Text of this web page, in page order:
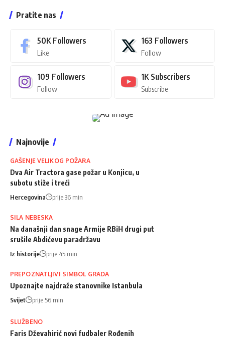
Pratite nas
50K Followers
Like
163 Followers
Follow
109 Followers
Follow
1K Subscribers
Subscribe
Najnovije
GAŠENJE VELIKOG POŽARA
Dva Air Tractora gase požar u Konjicu, u
subotu stiže i treći
Hercegovina prije 36 min
SILA NEBESKA
Na današnji dan snage Armije RBiH drugi put
srušile Abdićevu paradržavu
Iz historije prije 45 min
PREPOZNATLJIVI SIMBOL GRADA
Upoznajte najdraže stanovnike Istanbula
Svijet prije 56 min
SLUŽBENO
Faris Dževahirić novi fudbaler Rođenih